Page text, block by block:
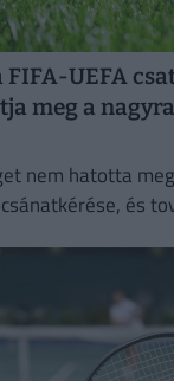
FIFA-UEFA
meg a
nem hatotta
és